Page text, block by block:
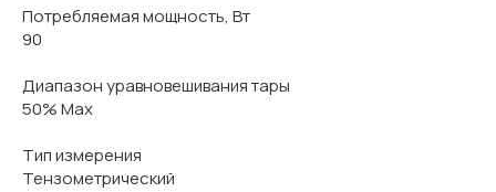
Потребляемая мощность, Вт
90
Диапазон уравновешивания тары
50% Max
Тип измерения
Тензометрический